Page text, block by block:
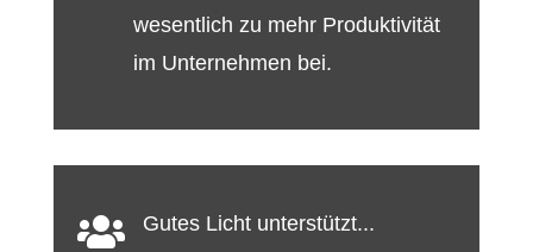
wesentlich zu mehr Produktivität
im Unternehmen bei.

Gutes Licht unterstützt...